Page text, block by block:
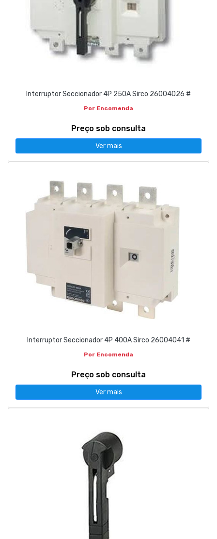
Interruptor Seccionador 4P 250A Sirco 26004026 #
Por Encomenda
Preço sob consulta
Ver mais
Interruptor Seccionador 4P 400A Sirco 26004041 #
Por Encomenda
Preço sob consulta
Ver mais